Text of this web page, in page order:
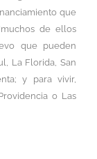
que
de ellos
que pueden
La Florida, San
y para vivir,
o Las